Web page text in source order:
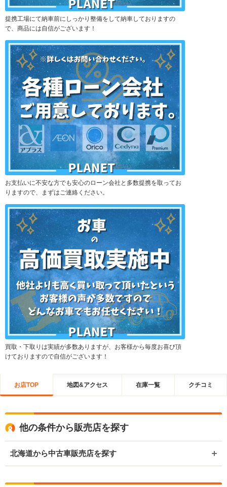
提携工場にて納車前にしっかり整備をして納車しておりますの
で、商品には自信がございます！
お支払いに不安な方でも安心のローン会社と多数提携を取ってお
りますので、まずはご連絡ください。
買取・下取りは実績が多数ありますが、お客様から毎度お喜び頂
けておりますので自信がございます！
お店TOP 地図&アクセス 在庫一覧 クチコミ
他の条件から販売店を探す
北海道から中古車販売店を探す